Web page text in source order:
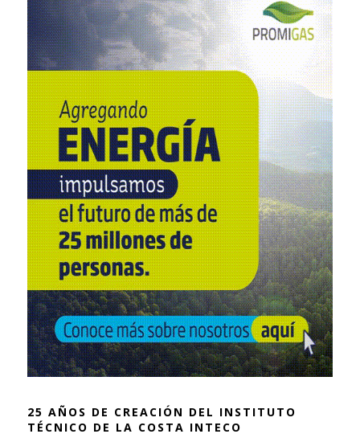
25 AÑOS DE CREACIÓN DEL INSTITUTO
TÉCNICO DE LA COSTA INTECO